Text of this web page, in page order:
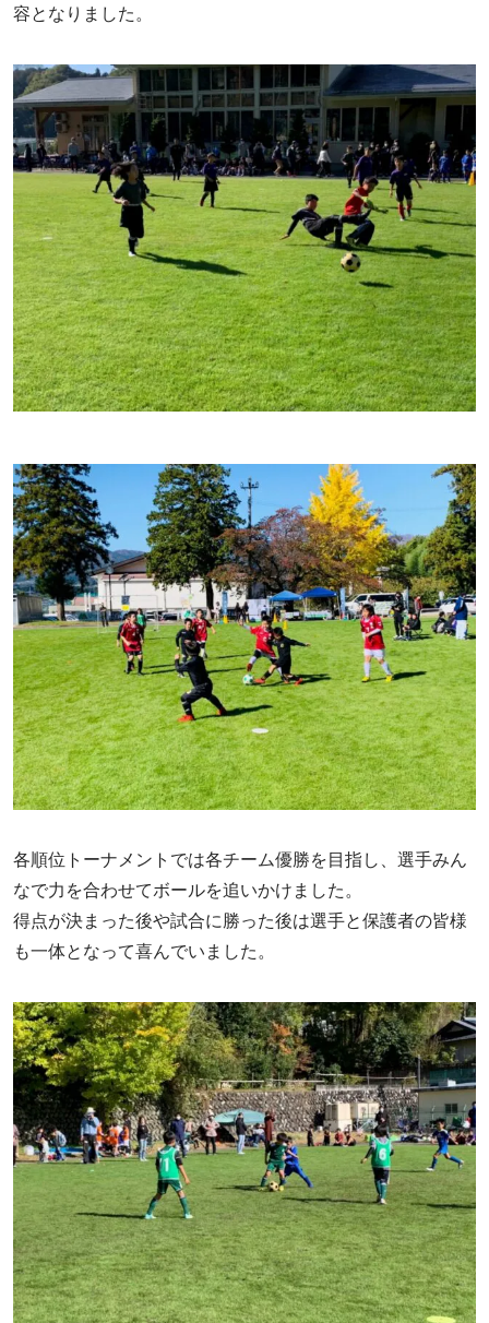
容となりました。
各順位トーナメントでは各チーム優勝を目指し、選手みん
なで力を合わせてボールを追いかけました。
得点が決まった後や試合に勝った後は選手と保護者の皆様
も一体となって喜んでいました。